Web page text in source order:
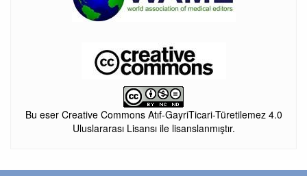
Bu eser Creative Commons Atıf-GayriTicari-Türetilemez 4.0
Uluslararası Lisansı ile lisanslanmıştır.